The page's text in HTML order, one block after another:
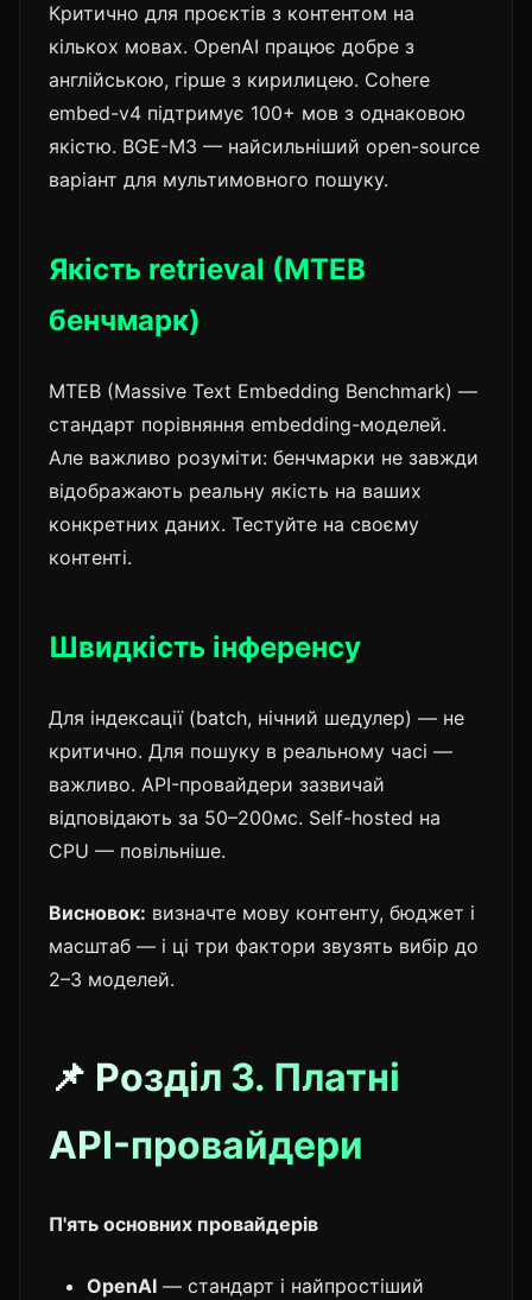
Критично для проєктів з контентом на
кількох мовах. OpenAI працює добре з
англійською, гірше з кирилицею. Cohere
embed-v4 підтримує 100+ мов з однаковою
якістю. BGE-M3 — найсильніший open-source
варіант для мультимовного пошуку.
Якість retrieval (MTEB
бенчмарк)
MTEB (Massive Text Embedding Benchmark) —
стандарт порівняння embedding-моделей.
Але важливо розуміти: бенчмарки не завжди
відображають реальну якість на ваших
конкретних даних. Тестуйте на своєму
контенті.
Швидкість інференсу
Для індексації (batch, нічний шедулер) — не
критично. Для пошуку в реальному часі —
важливо. API-провайдери зазвичай
відповідають за 50–200мс. Self-hosted на
CPU — повільніше.
Висновок: визначте мову контенту, бюджет і
масштаб — і ці три фактори звузять вибір до
2–3 моделей.
📌 Розділ 3. Платні
API-провайдери
П'ять основних провайдерів
OpenAI — стандарт і найпростіший